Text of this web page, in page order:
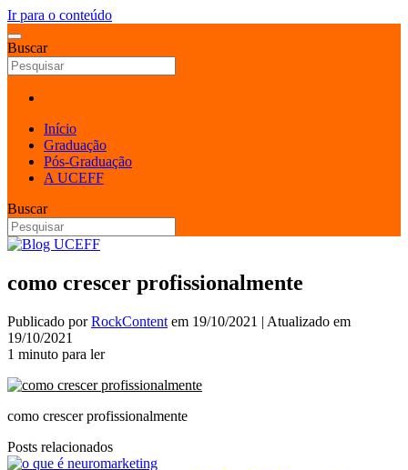
Ir para o conteúdo
Buscar
Início
Graduação
Pós-Graduação
A UCEFF
Buscar
como crescer profissionalmente
Publicado porRockContent em 19/10/2021 | Atualizado em
19/10/2021
1 minuto para ler
como crescer profissionalmente
Posts relacionados